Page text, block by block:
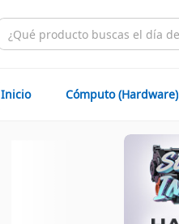
Inicio Cómputo (Hardware)